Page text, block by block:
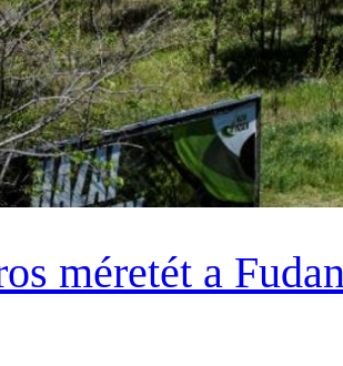
méretét a Fudan